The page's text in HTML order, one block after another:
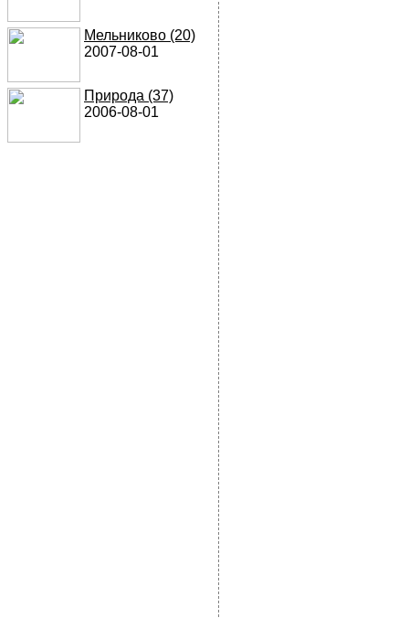
Мельниково (20)
2007-08-01
Природа (37)
2006-08-01